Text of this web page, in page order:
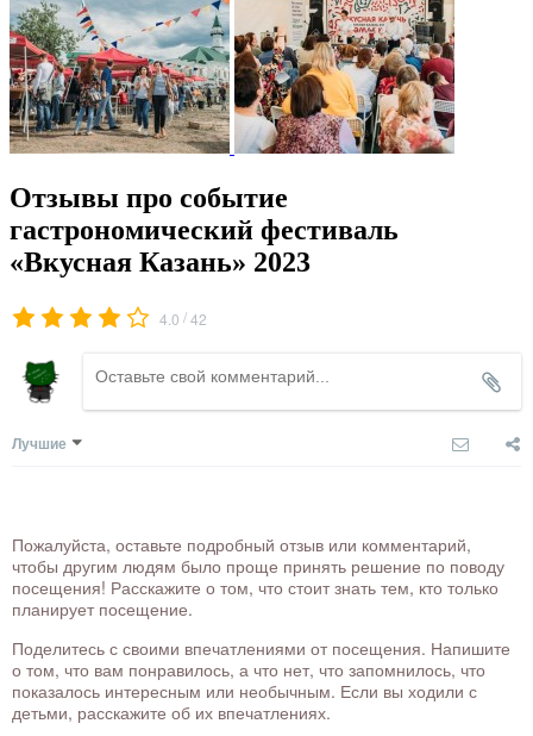
Отзывы про событие
гастрономический фестиваль
«Вкусная Казань» 2023
4.0 /42
Лучшие
Пожалуйста, оставьте подробный отзыв или комментарий,
чтобы другим людям было проще принять решение по поводу
посещения! Расскажите о том, что стоит знать тем, кто только
планирует посещение.
Поделитесь с своими впечатлениями от посещения. Напишите
о том, что вам понравилось, а что нет, что запомнилось, что
показалось интересным или необычным. Если вы ходили с
детьми, расскажите об их впечатлениях.